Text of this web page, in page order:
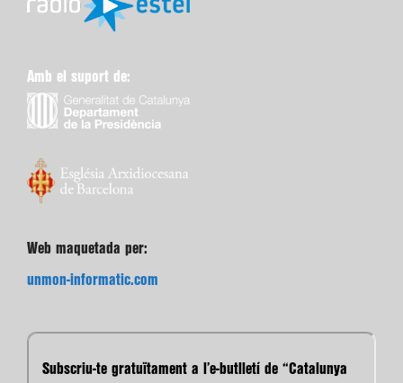
Amb el suport de:
Web maquetada per:
unmon-informatic.com
Subscriu-te gratuïtament a l’e-butlletí de “Catalunya